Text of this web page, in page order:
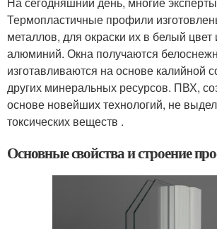
Термопластичные профили
металлов, для окраски их в белый цвет
алюминий. Окна получаются
изготавливаются на основе калийной
других минеральных ресурсов. ПВХ,
основе новейших технологий, не
токсических веществ .
Основные свойства и строение